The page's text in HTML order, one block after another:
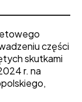
części
skutkami
r. na